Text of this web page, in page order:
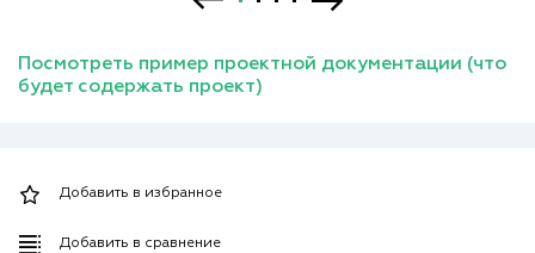
Посмотреть пример проектной документации (что
будет содержать проект)
Добавить в избранное
Добавить в сравнение